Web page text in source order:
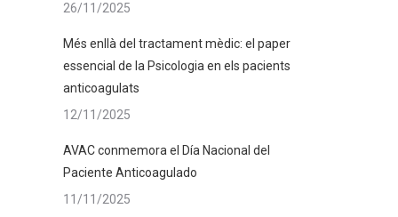
26/11/2025
Més enllà del tractament mèdic: el paper
essencial de la Psicologia en els pacients
anticoagulats
12/11/2025
AVAC conmemora el Día Nacional del
Paciente Anticoagulado
11/11/2025